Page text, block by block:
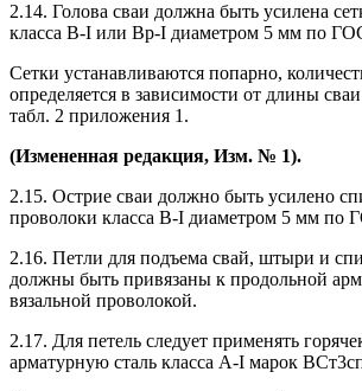
2.14. Голова сваи должна быть усилена
класса B-I или Вр-I диаметром 5 мм по
Сетки устанавливаются попарно,
определяется в зависимости от длины
табл. 2 приложения 1.
(Измененная редакция, Изм. № 1).
2.15. Острие сваи должно быть усилено
проволоки класса B-I диаметром 5 мм по
2.16. Петли для подъема свай, штыри и
должны быть привязаны к продольной
вязальной проволокой.
2.17. Для петель следует применять
арматурную сталь класса A-I марок